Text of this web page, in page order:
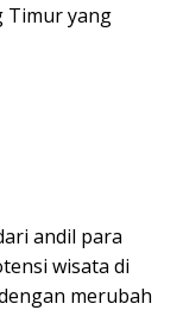
Timur yang
andil para
wisata di
merubah